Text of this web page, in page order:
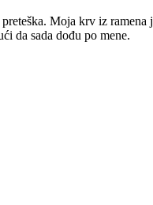
Moja krv iz ramena
da sada dođu po mene.